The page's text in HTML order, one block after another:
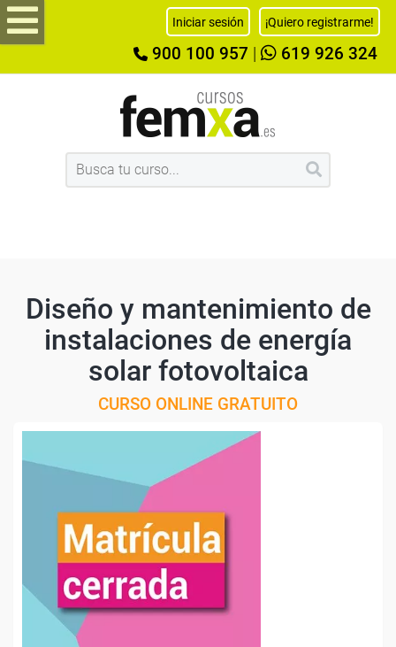
Iniciar sesión ¡Quiero registrarme!
900 100 957 619 926 324
Diseño y mantenimiento de
instalaciones de energía
solar fotovoltaica
CURSO ONLINE GRATUITO